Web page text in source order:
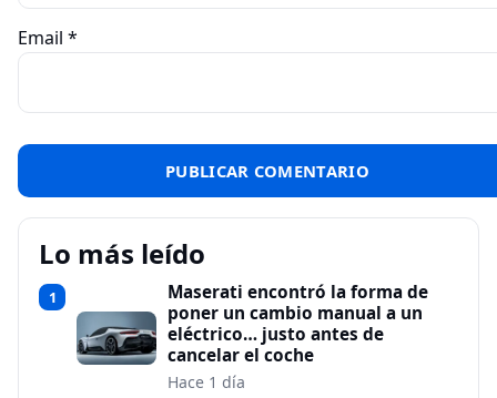
Email *
Lo más leído
1
Maserati encontró la forma de
poner un cambio manual a un
eléctrico… justo antes de
cancelar el coche
Hace 1 día